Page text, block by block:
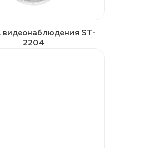
видеонаблюдения ST-
2204